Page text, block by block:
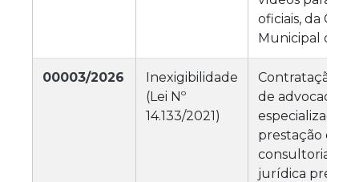
oficiais, da
Municipal de
00003/2026
Inexigibilidade
(Lei Nº
14.133/2021)
Contratação
de advocacia
especialização
prestação de
consultoria e
jurídica